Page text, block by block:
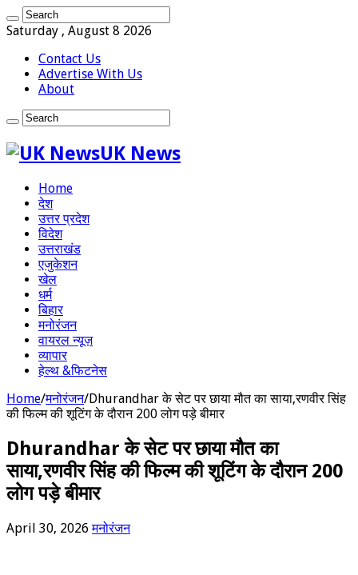
Saturday , August 8 2026
Contact Us
Advertise With Us
About
UK News
Home
देश
उत्तर प्रदेश
विदेश
उत्तराखंड
एजुकेशन
खेल
धर्म
बिहार
मनोरंजन
वायरल न्यूज़
व्यापार
हेल्थ &फिटनेस
Home/मनोरंजन/Dhurandhar के सेट पर छाया मौत का साया,रणवीर सिंह
की फिल्म की शूटिंग के दौरान 200 लोग पड़े बीमार
Dhurandhar के सेट पर छाया मौत का
साया,रणवीर सिंह की फिल्म की शूटिंग के दौरान 200
लोग पड़े बीमार
April 30, 2026 मनोरंजन